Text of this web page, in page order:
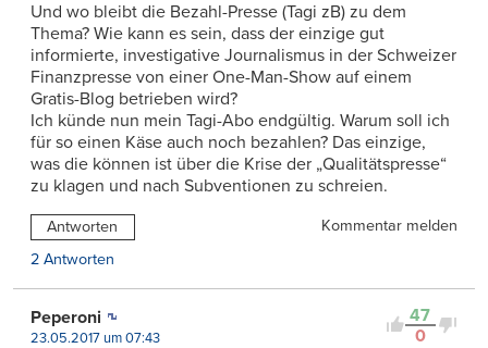
Und wo bleibt die Bezahl-Presse (Tagi zB) zu dem
Thema? Wie kann es sein, dass der einzige gut
informierte, investigative Journalismus in der Schweizer
Finanzpresse von einer One-Man-Show auf einem
Gratis-Blog betrieben wird?
Ich künde nun mein Tagi-Abo endgültig. Warum soll ich
für so einen Käse auch noch bezahlen? Das einzige,
was die können ist über die Krise der „Qualitätspresse“
zu klagen und nach Subventionen zu schreien.
Antworten
Kommentar melden
2 Antworten
47
0
Peperoni
23.05.2017 um 07:43